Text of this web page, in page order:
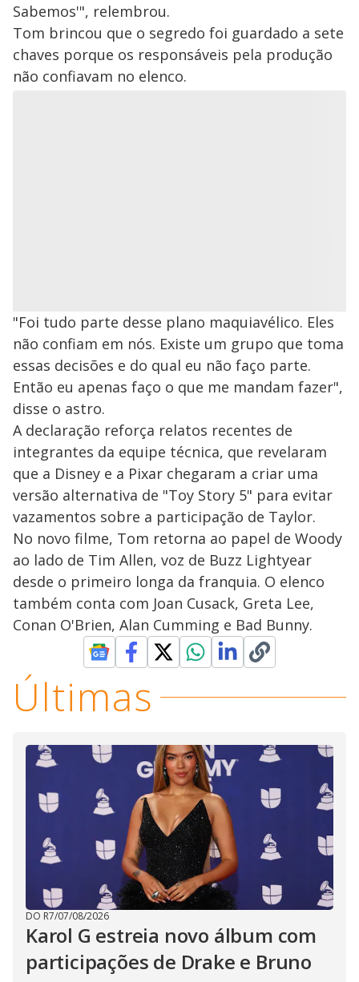
Sabemos'", relembrou.
Tom brincou que o segredo foi guardado a sete
chaves porque os responsáveis pela produção
não confiavam no elenco.
"Foi tudo parte desse plano maquiavélico. Eles
não confiam em nós. Existe um grupo que toma
essas decisões e do qual eu não faço parte.
Então eu apenas faço o que me mandam fazer",
disse o astro.
A declaração reforça relatos recentes de
integrantes da equipe técnica, que revelaram
que a Disney e a Pixar chegaram a criar uma
versão alternativa de "Toy Story 5" para evitar
vazamentos sobre a participação de Taylor.
No novo filme, Tom retorna ao papel de Woody
ao lado de Tim Allen, voz de Buzz Lightyear
desde o primeiro longa da franquia. O elenco
também ​conta com Joan Cusack, Greta Lee,
Conan O'Brien, Alan Cumming e Bad Bunny.
Últimas
DO R7/07/08/2026
Karol G estreia novo álbum com
participações de Drake e Bruno